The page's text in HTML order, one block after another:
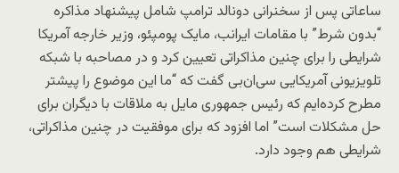
ساعاتی پس از سخنرانی دونالد ترامپ شامل پیشنهاد مذاکره
“بدون شرط” با مقامات ایرانب، مایک پومپئو، وزیر خارجه آمریکا
شرایطی را برای چنین مذاکراتی تعیین کرد و در مصاحبه با شبکه
تلویزیونی آمریکایی سی‌ان‌بی گفت که “ما این موضوع را پیشتر
مطرح کرده‌ایم که رئیس جمهوری مایل به ملاقات با دیگران برای
حل مشکلات است” اما افزود که برای موفقیت در چنین مذاکراتی،
شرایطی هم وجود دارد.